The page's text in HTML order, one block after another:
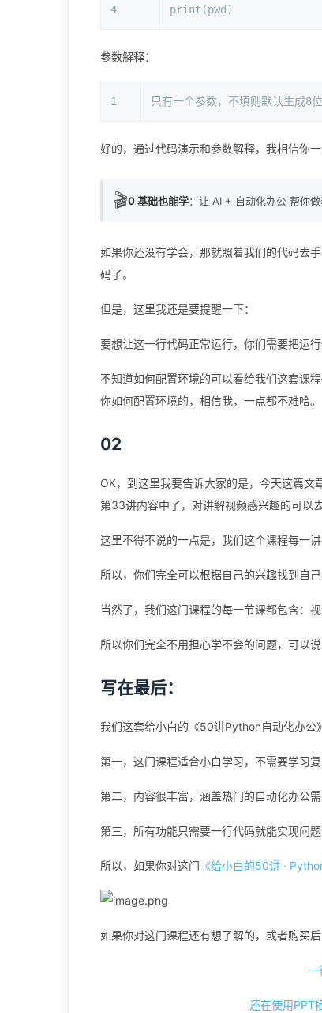
4
print(pwd)
参数解释：
1 只有一个参数，不填则默认生成8
好的，通过代码演示和参数解释，我相信你
🎬0 基础也能学：让 AI + 自动化办公 帮你做
如果你还没有学会，那就照着我们的代码去
码了。
但是，这里我还是要提醒一下：
要想让这一行代码正常运行，你们需要把运
不知道如何配置环境的可以看给我们这套
你如何配置环境的，相信我，一点都不难哈。
02
OK，到这里我要告诉大家的是，今天这篇
第33讲内容中了，对讲解视频感兴趣的可以
这里不得不说的一点是，我们这个课程每一讲
所以，你们完全可以根据自己的兴趣找到自
当然了，我们这门课程的每一节课都包含：
所以你们完全不用担心学不会的问题，可以
写在最后：
我们这套给小白的《50讲Python自动化办公
第一，这门课程适合小白学习，不需要学习
第二，内容很丰富，涵盖热门的自动化办公需
第三，所有功能只需要一行代码就能实现问题
所以，如果你对这门 《给小白的50讲 ·
如果你对这门课程还有想了解的，或者购买
一
还在使用PPT